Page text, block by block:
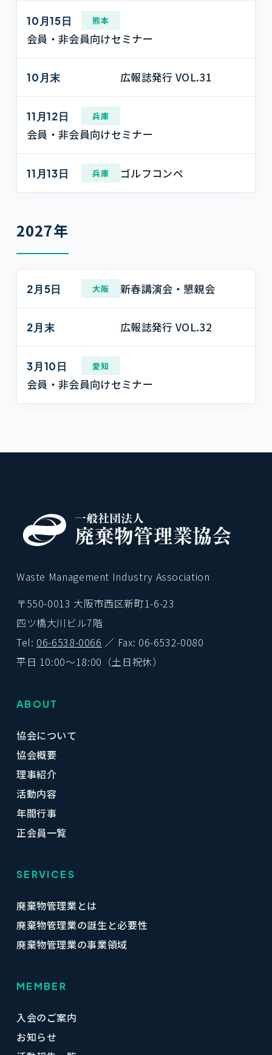
10月15日 熊本
会員・非会員向けセミナー
10月末 広報誌発行 VOL.31
11月12日 兵庫
会員・非会員向けセミナー
11月13日 兵庫 ゴルフコンペ
2027年
2月5日 大阪 新春講演会・懇親会
2月末 広報誌発行 VOL.32
3月10日 愛知
会員・非会員向けセミナー
Waste Management Industry Association
〒550-0013 大阪市西区新町1-6-23
四ツ橋大川ビル7階
Tel: 06-6538-0066 ／ Fax: 06-6532-0080
平日 10:00〜18:00（土日祝休）
ABOUT
協会について
協会概要
理事紹介
活動内容
年間行事
正会員一覧
SERVICES
廃棄物管理業とは
廃棄物管理業の誕生と必要性
廃棄物管理業の事業領域
MEMBER
入会のご案内
お知らせ